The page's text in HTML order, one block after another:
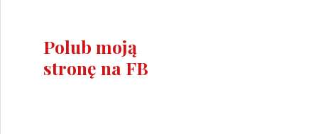
Polub moją
stronę na FB